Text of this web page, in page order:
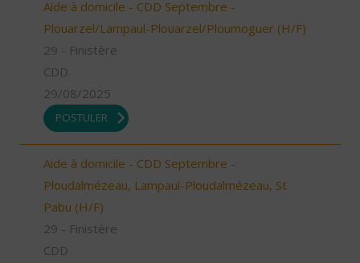
Aide à domicile - CDD Septembre -
Plouarzel/Lampaul-Plouarzel/Ploumoguer (H/F)
29 - Finistère
CDD
29/08/2025
POSTULER
Aide à domicile - CDD Septembre -
Ploudalmézeau, Lampaul-Ploudalmézeau, St
Pabu (H/F)
29 - Finistère
CDD